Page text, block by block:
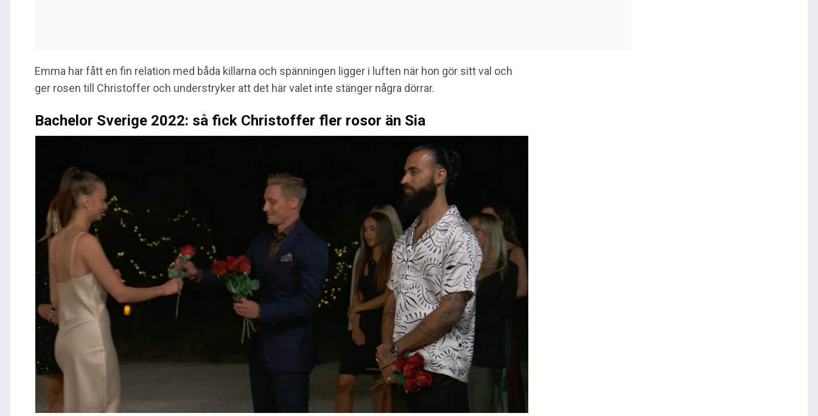
Emma har fått en fin relation med båda killarna och spänningen ligger i luften när hon gör sitt val och
ger rosen till Christoffer och understryker att det här valet inte stänger några dörrar.
Bachelor Sverige 2022: så fick Christoffer fler rosor än Sia